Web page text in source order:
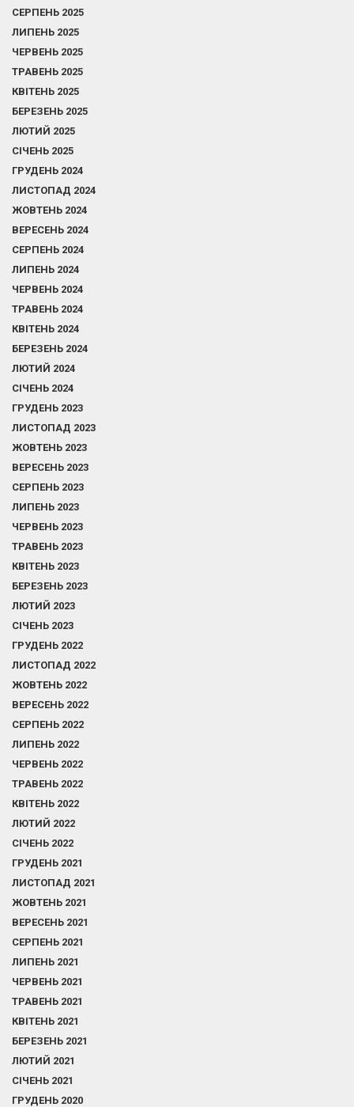
СЕРПЕНЬ 2025
ЛИПЕНЬ 2025
ЧЕРВЕНЬ 2025
ТРАВЕНЬ 2025
КВІТЕНЬ 2025
БЕРЕЗЕНЬ 2025
ЛЮТИЙ 2025
СІЧЕНЬ 2025
ГРУДЕНЬ 2024
ЛИСТОПАД 2024
ЖОВТЕНЬ 2024
ВЕРЕСЕНЬ 2024
СЕРПЕНЬ 2024
ЛИПЕНЬ 2024
ЧЕРВЕНЬ 2024
ТРАВЕНЬ 2024
КВІТЕНЬ 2024
БЕРЕЗЕНЬ 2024
ЛЮТИЙ 2024
СІЧЕНЬ 2024
ГРУДЕНЬ 2023
ЛИСТОПАД 2023
ЖОВТЕНЬ 2023
ВЕРЕСЕНЬ 2023
СЕРПЕНЬ 2023
ЛИПЕНЬ 2023
ЧЕРВЕНЬ 2023
ТРАВЕНЬ 2023
КВІТЕНЬ 2023
БЕРЕЗЕНЬ 2023
ЛЮТИЙ 2023
СІЧЕНЬ 2023
ГРУДЕНЬ 2022
ЛИСТОПАД 2022
ЖОВТЕНЬ 2022
ВЕРЕСЕНЬ 2022
СЕРПЕНЬ 2022
ЛИПЕНЬ 2022
ЧЕРВЕНЬ 2022
ТРАВЕНЬ 2022
КВІТЕНЬ 2022
ЛЮТИЙ 2022
СІЧЕНЬ 2022
ГРУДЕНЬ 2021
ЛИСТОПАД 2021
ЖОВТЕНЬ 2021
ВЕРЕСЕНЬ 2021
СЕРПЕНЬ 2021
ЛИПЕНЬ 2021
ЧЕРВЕНЬ 2021
ТРАВЕНЬ 2021
КВІТЕНЬ 2021
БЕРЕЗЕНЬ 2021
ЛЮТИЙ 2021
СІЧЕНЬ 2021
ГРУДЕНЬ 2020